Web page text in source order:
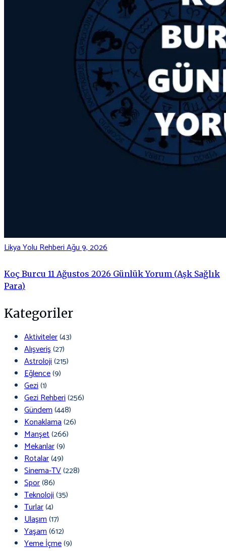
Likya Yolu RehberiAğu 9, 2026
Koç Burcu 11 Ağustos 2026 Günlük Yorum (Aşk Sağlık
Para)
Kategoriler
Aktiviteler(43)
Alışveriş(27)
Astroloji(215)
Eğlence(9)
Gezi(1)
Gezi Rehberi(256)
Gündem(448)
Konaklama(26)
Manşet(266)
Mekanlar(9)
Rotalar(49)
Sinema-TV(228)
Spor(86)
Teknoloji(35)
Turlar(4)
Ulaşım(17)
Yaşam(612)
Yeme İçme(9)